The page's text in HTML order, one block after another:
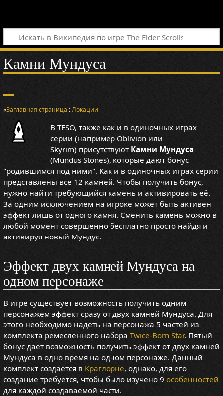
Камни Мундуса
«Заглавная страница :Локации
В TESO, также как и в одиночных играх
серии (например Oblivion или
Skyrim) присутствуют Камни Мундуса
(Mundus Stones), которые дают бонус
"родившимся под ними". Как и в одиночных играх серии
представлены все 12 камней. Чтобы получить бонус,
нужно найти требующийся камень и активировать её.
За одним исключением на игроке может быть активен
эффект лишь от одного камня. Сменить камень можно в
любой момент совершенно бесплатно просто найдя и
активируя новый Мундус.
Эффект двух камней Мундуса на
одном персонаже
В игре существует возможность получить одним
персонажем эффект сразу от двух камней Мундуса. Для
этого необходимо надеть на персонажа 5 частей из
комплекта ремесленного набора Twice-Born Star. Пятый
бонус даёт возможность получить эффект от двух камней
Мундуса в одно время на одном персонаже. Данный
комплект создаётся в Краглорне, однако, для его
создание требуется, чтобы было изучено 9 особенностей
для каждой создаваемой части.